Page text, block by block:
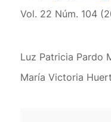
Vol. 22 Núm. 104
Luz Patricia Pardo
María Victoria